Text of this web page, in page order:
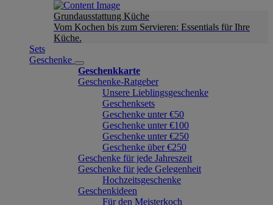
Grundausstattung Küche
Vom Kochen bis zum Servieren: Essentials für Ihre
Küche.
Sets
Geschenke
Geschenkkarte
Geschenke-Ratgeber
Unsere Lieblingsgeschenke
Geschenksets
Geschenke unter €50
Geschenke unter €100
Geschenke unter €250
Geschenke über €250
Geschenke für jede Jahreszeit
Geschenke für jede Gelegenheit
Hochzeitsgeschenke
Geschenkideen
Für den Meisterkoch